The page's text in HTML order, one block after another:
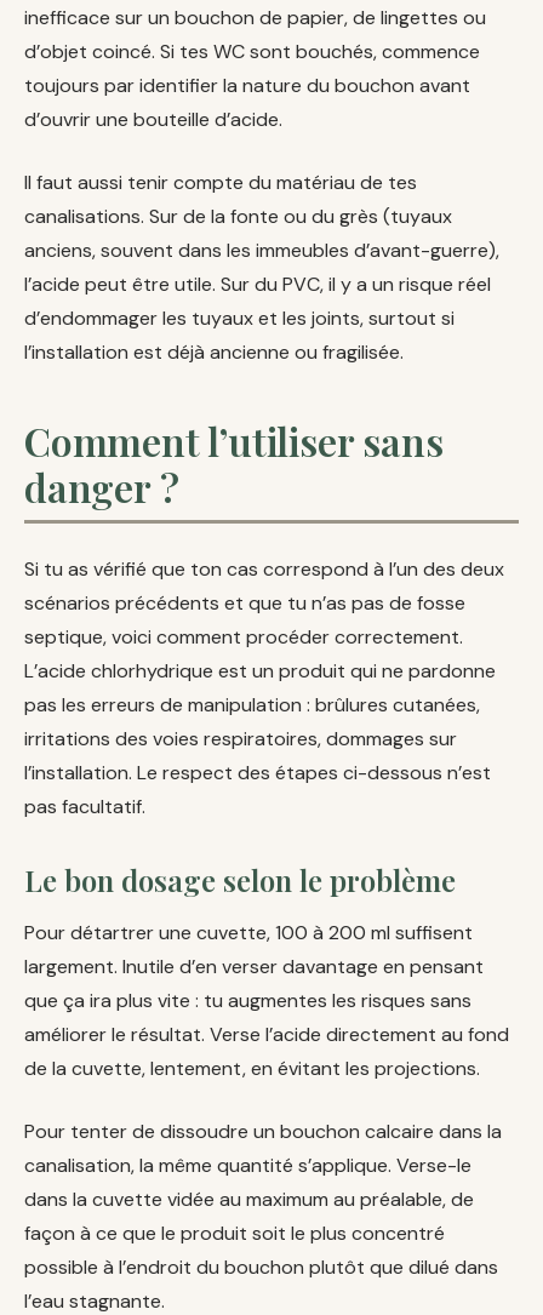
inefficace sur un bouchon de papier, de lingettes ou
d’objet coincé. Si tes WC sont bouchés, commence
toujours par identifier la nature du bouchon avant
d’ouvrir une bouteille d’acide.
Il faut aussi tenir compte du matériau de tes
canalisations. Sur de la fonte ou du grès (tuyaux
anciens, souvent dans les immeubles d’avant-guerre),
l’acide peut être utile. Sur du PVC, il y a un risque réel
d’endommager les tuyaux et les joints, surtout si
l’installation est déjà ancienne ou fragilisée.
Comment l’utiliser sans
danger ?
Si tu as vérifié que ton cas correspond à l’un des deux
scénarios précédents et que tu n’as pas de fosse
septique, voici comment procéder correctement.
L’acide chlorhydrique est un produit qui ne pardonne
pas les erreurs de manipulation : brûlures cutanées,
irritations des voies respiratoires, dommages sur
l’installation. Le respect des étapes ci-dessous n’est
pas facultatif.
Le bon dosage selon le problème
Pour détartrer une cuvette, 100 à 200 ml suffisent
largement. Inutile d’en verser davantage en pensant
que ça ira plus vite : tu augmentes les risques sans
améliorer le résultat. Verse l’acide directement au fond
de la cuvette, lentement, en évitant les projections.
Pour tenter de dissoudre un bouchon calcaire dans la
canalisation, la même quantité s’applique. Verse-le
dans la cuvette vidée au maximum au préalable, de
façon à ce que le produit soit le plus concentré
possible à l’endroit du bouchon plutôt que dilué dans
l’eau stagnante.